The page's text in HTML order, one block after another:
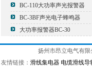
BC-110大功率声光报警器
BC-3BF声光电子蜂鸣器
大功率报警器BC-30
扬州市昂立电气有
友情链接： 滑线集电器 电缆滑线导